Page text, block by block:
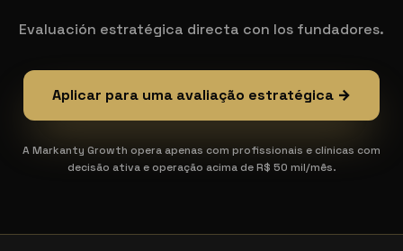
Evaluación estratégica directa con los fundadores.
Aplicar para uma avaliação estratégica →
A Markanty Growth opera apenas com profissionais e clínicas com
decisão ativa e operação acima de R$ 50 mil/mês.